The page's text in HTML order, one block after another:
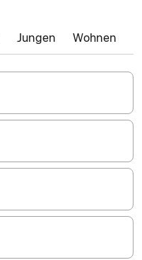
Jungen Wohnen